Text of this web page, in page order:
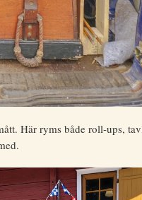
Här ryms både roll-ups,